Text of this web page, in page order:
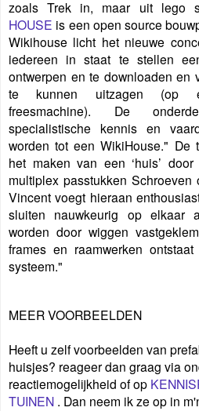
zoals Trek in, maar uit lego
HOUSE is een open source
Wikihouse licht het nieuwe
iedereen in staat te stellen
ontwerpen en te downloaden en
te kunnen uitzagen (op
freesmachine). De
specialistische kennis en
worden tot een WikiHouse." De
het maken van een ‘huis’
multiplex passtukken
Vincent voegt hieraan
sluiten nauwkeurig op elkaar
worden door wiggen
frames en raamwerken
systeem."
MEER VOORBEELDEN
Heeft u zelf voorbeelden van
huisjes? reageer dan graag via
reactiemogelijkheid of op
TUINEN . Dan neem ik ze op in